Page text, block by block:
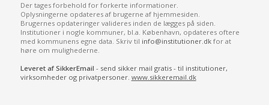
Der tages forbehold for forkerte informationer.
Oplysningerne opdateres af brugerne af hjemmesiden.
Brugernes opdateringer valideres inden de lægges på siden.
Institutioner i nogle kommuner, bl.a. København, opdateres oftere
med kommunens egne data. Skriv til info@institutioner.dkfor at
høre om mulighederne.
Leveret af SikkerEmail - send sikker mail gratis - til institutioner,
virksomheder og privatpersoner. www.sikkeremail.dk